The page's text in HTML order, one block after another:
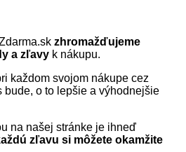
zhromažďujeme
a zľavy k nákupu.
každom svojom nákupe cez
bude, o to lepšie a výhodnejšie
na našej stránke je ihneď
zľavu si môžete okamžite